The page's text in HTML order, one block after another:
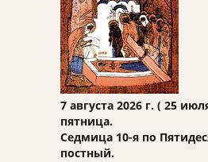
7 августа 2026 г. ( 25
пятница.
Седмица 10-я по
постный.